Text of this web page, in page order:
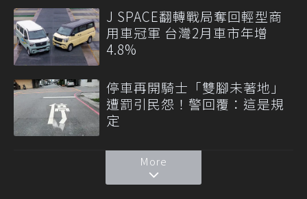
J SPACE翻轉戰局奪回輕型商
用車冠軍 台灣2月車市年增
4.8%
停車再開騎士「雙腳未著地」
遭罰引民怨！警回覆：這是規
定
More